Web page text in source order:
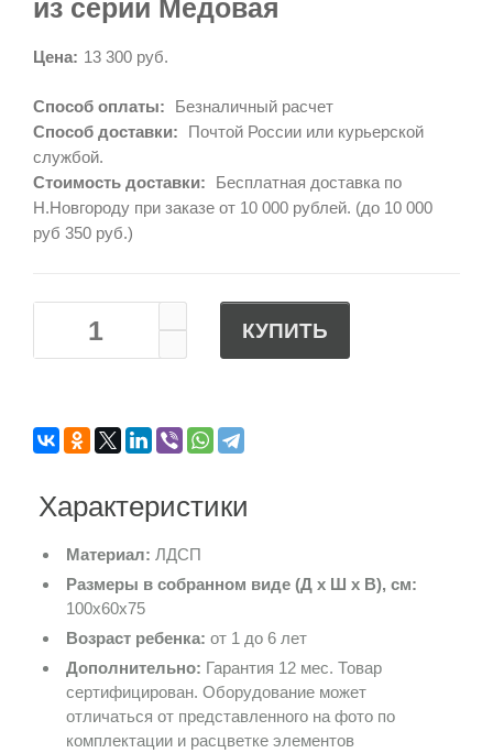
из серии Медовая
Цена: 13 300 руб.
Способ оплаты:
Безналичный расчет
Способ доставки:
Почтой России или курьерской
службой.
Стоимость доставки:
Бесплатная доставка по
Н.Новгороду при заказе от 10 000 рублей. (до 10 000
руб 350 руб.)
КУПИТЬ
Характеристики
Материал: ЛДСП
Размеры в собранном виде (Д х Ш х В), см:
100х60х75
Возраст ребенка: от 1 до 6 лет
Дополнительно: Гарантия 12 мес. Товар
сертифицирован. Оборудование может
отличаться от представленного на фото по
комплектации и расцветке элементов